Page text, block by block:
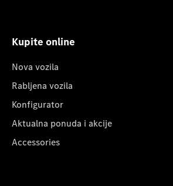
Kupite online
Nova vozila
Rabljena vozila
Konfigurator
Aktualna ponuda i akcije
Accessories